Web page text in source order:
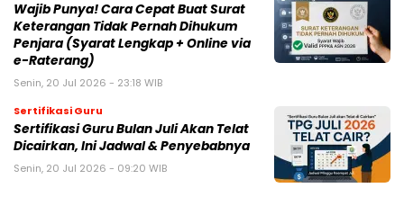
Wajib Punya! Cara Cepat Buat Surat
Keterangan Tidak Pernah Dihukum
Penjara (Syarat Lengkap + Online via
e-Raterang)
Senin, 20 Jul 2026 - 23:18 WIB
Sertifikasi Guru
Sertifikasi Guru Bulan Juli Akan Telat
Dicairkan, Ini Jadwal & Penyebabnya
Senin, 20 Jul 2026 - 09:20 WIB